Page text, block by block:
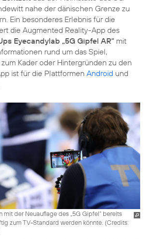
nahe der dänischen Grenze zu
Ein besonderes Erlebnis für die
die Augmented Reality-App des
Eyecandylab „5G Gipfel AR“ mit
rund um das Spiel,
Kader oder Hintergründen zu den
ist für die Plattformen Android und
mit der Neuauflage des „5G Gipfel“ bereits
zum TV-Standard werden könnte. (Credits: